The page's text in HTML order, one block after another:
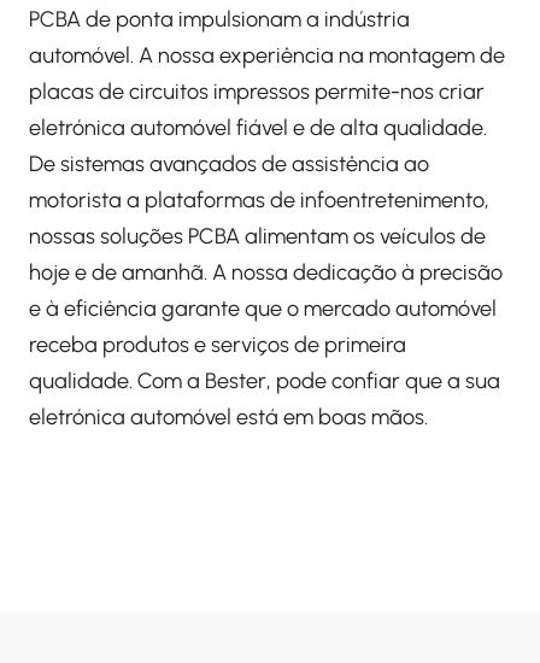
PCBA de ponta impulsionam a indústria
automóvel. A nossa experiência na montagem de
placas de circuitos impressos permite-nos criar
eletrónica automóvel fiável e de alta qualidade.
De sistemas avançados de assistência ao
motorista a plataformas de infoentretenimento,
nossas soluções PCBA alimentam os veículos de
hoje e de amanhã. A nossa dedicação à precisão
e à eficiência garante que o mercado automóvel
receba produtos e serviços de primeira
qualidade. Com a Bester, pode confiar que a sua
eletrónica automóvel está em boas mãos.